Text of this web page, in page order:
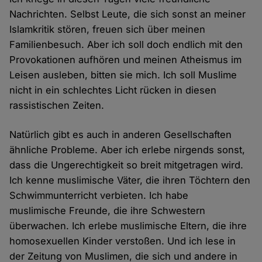
Nachrichten. Selbst Leute, die sich sonst an meiner
Islamkritik stören, freuen sich über meinen
Familienbesuch. Aber ich soll doch endlich mit den
Provokationen aufhören und meinen Atheismus im
Leisen ausleben, bitten sie mich. Ich soll Muslime
nicht in ein schlechtes Licht rücken in diesen
rassistischen Zeiten.
Natürlich gibt es auch in anderen Gesellschaften
ähnliche Probleme. Aber ich erlebe nirgends sonst,
dass die Ungerechtigkeit so breit mitgetragen wird.
Ich kenne muslimische Väter, die ihren Töchtern den
Schwimmunterricht verbieten. Ich habe
muslimische Freunde, die ihre Schwestern
überwachen. Ich erlebe muslimische Eltern, die ihre
homosexuellen Kinder verstoßen. Und ich lese in
der Zeitung von Muslimen, die sich und andere in